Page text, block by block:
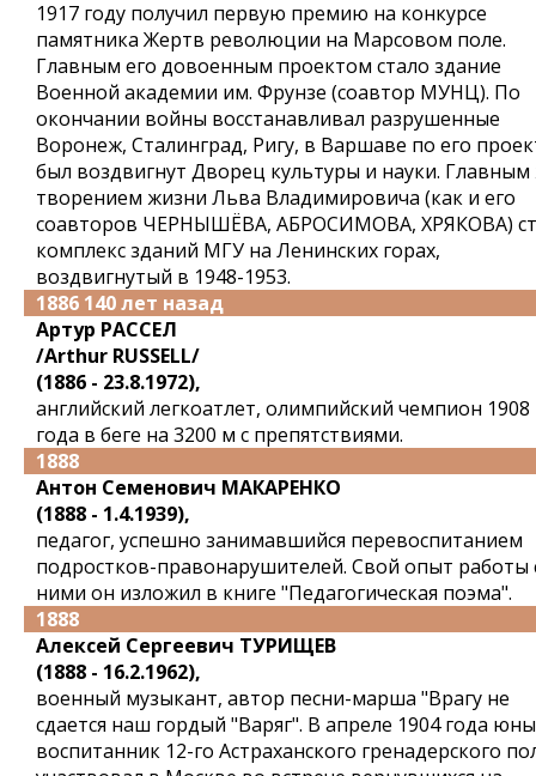
1917 году получил первую премию на конкурсе
памятника Жертв революции на Марсовом поле.
Главным его довоенным проектом стало здание
Военной академии им. Фрунзе (соавтор МУНЦ). По
окончании войны восстанавливал разрушенные
Воронеж, Сталинград, Ригу, в Варшаве по его
был воздвигнут Дворец культуры и науки.
творением жизни Льва Владимировича (как и его
соавторов ЧЕРНЫШЁВА, АБРОСИМОВА, ХРЯКОВА)
комплекс зданий МГУ на Ленинских горах,
воздвигнутый в 1948-1953.
1886 140 лет назад
Артур РАССЕЛ
/Arthur RUSSELL/
(1886 - 23.8.1972),
английский легкоатлет, олимпийский чемпион 1908
года в беге на 3200 м с препятствиями.
1888
Антон Семенович МАКАРЕНКО
(1888 - 1.4.1939),
педагог, успешно занимавшийся перевоспитанием
подростков-правонарушителей. Свой опыт работы
ними он изложил в книге "Педагогическая поэма".
1888
Алексей Сергеевич ТУРИЩЕВ
(1888 - 16.2.1962),
военный музыкант, автор песни-марша "Врагу не
сдается наш гордый "Варяг". В апреле 1904 года
воспитанник 12-го Астраханского гренадерского